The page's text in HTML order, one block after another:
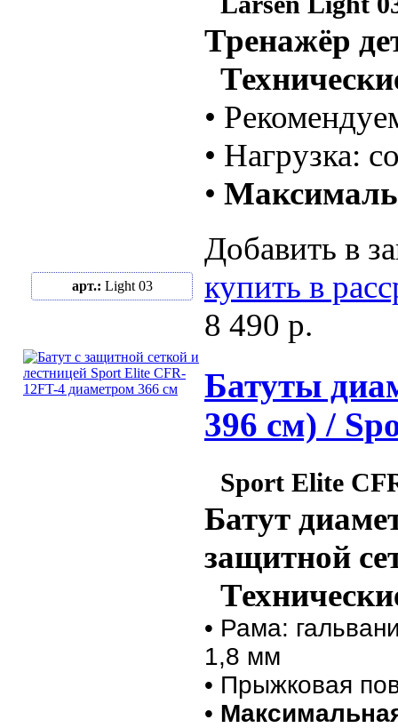
Тренажёр
•
• Нагрузка:
•
арт.: Light 03
Добавить в
купить в
8 490 р.
Батуты
396 см) /
Sport Elite
Батут
защитной
• Рама:
1,8 мм
• Прыжковая
•